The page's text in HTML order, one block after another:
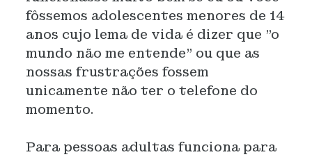
fôssemos adolescentes menores de 14
anos cujo lema de vida é dizer que "o
mundo não me entende" ou que as
nossas frustrações fossem
unicamente não ter o telefone do
momento.
Para pessoas adultas funciona para